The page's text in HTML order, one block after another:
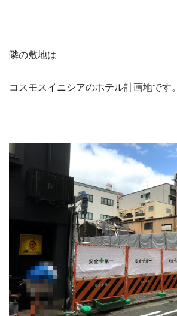
隣の敷地は
コスモスイニシアのホテル計画地です。